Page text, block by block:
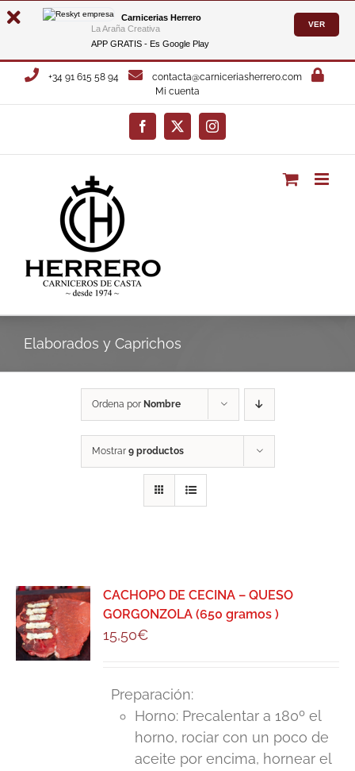
Carnicerias Herrero
La Araña Creativa
APP GRATIS - Es Google Play
VER
Saltar
+34 91 615 58 94
contacta@carniceriasherrero.com
Mi cuenta
Facebook
X Instagram
Elaborados y Caprichos
Ordena por Nombre
Mostrar 9 productos
CACHOPO DE CECINA – QUESO
GORGONZOLA (650 gramos )
15,50€
Preparación:
Horno: Precalentar a 180º el
horno, rociar con un poco de
aceite por encima, hornear el